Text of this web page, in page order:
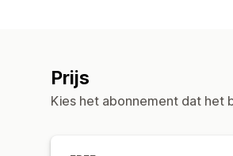
Prijs
Kies het abonnement dat het